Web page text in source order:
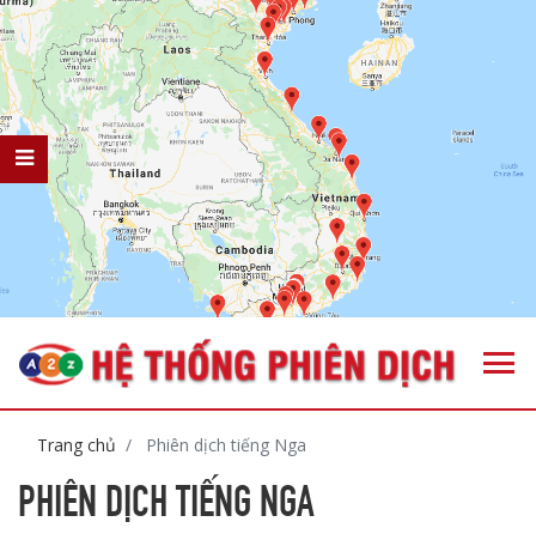
Trang chủ Phiên dịch tiếng Nga
PHIÊN DỊCH TIẾNG NGA